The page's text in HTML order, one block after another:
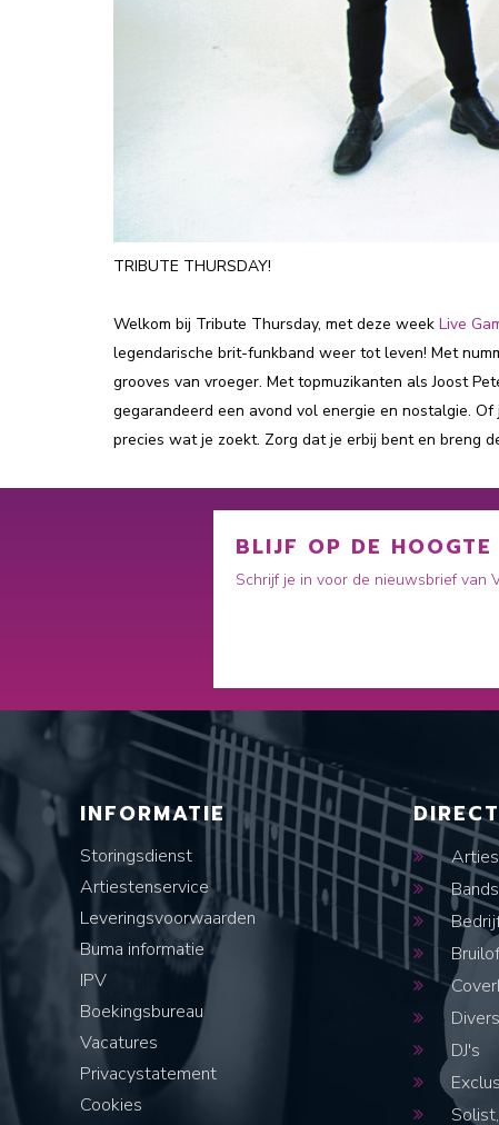
TRIBUTE THURSDAY!
Welkom bij Tribute Thursday, met deze week Live
legendarische brit-funkband weer tot leven! Met
grooves van vroeger. Met topmuzikanten als Joost
gegarandeerd een avond vol energie en nostalgie.
precies wat je zoekt. Zorg dat je erbij bent en breng
BLIJF OP DE HOOGTE
Schrijf je in voor de nieuwsbrief van
INFORMATIE
Storingsdienst
Artiestenservice
Leveringsvoorwaarden
Buma informatie
IPV
Boekingsbureau
Vacatures
Privacystatement
Cookies
Bands
DJ's